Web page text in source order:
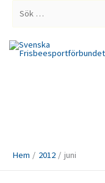
…
Hem 2012 juni